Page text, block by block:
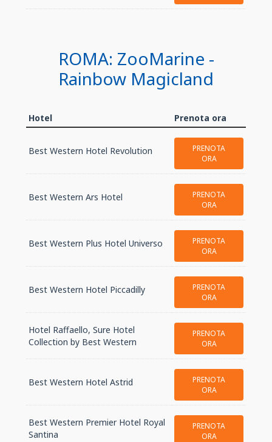
ROMA: ZooMarine -
Rainbow Magicland
Hotel Prenota ora
Best Western Hotel Revolution
PRENOTA
ORA
Best Western Ars Hotel
PRENOTA
ORA
Best Western Plus Hotel Universo
PRENOTA
ORA
Best Western Hotel Piccadilly
PRENOTA
ORA
Hotel Raffaello, Sure Hotel
Collection by Best Western
PRENOTA
ORA
Best Western Hotel Astrid
PRENOTA
ORA
Best Western Premier Hotel Royal
Santina
PRENOTA
ORA